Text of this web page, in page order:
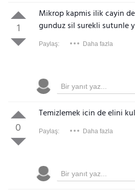
1
Mikrop kapmis ilik cayin
gunduz sil surekli sutunle
Paylaş: Daha fazla
0
Temizlemek icin de elini
Paylaş: Daha fazla